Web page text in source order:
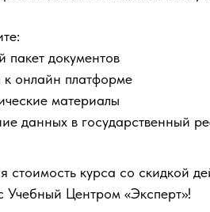
пакет документов
к онлайн платформе
материалы
данных в государственный
стоимость курса со скидкой
Учебный Центром «Эксперт»!